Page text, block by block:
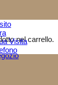
nel carrello.
Visita​